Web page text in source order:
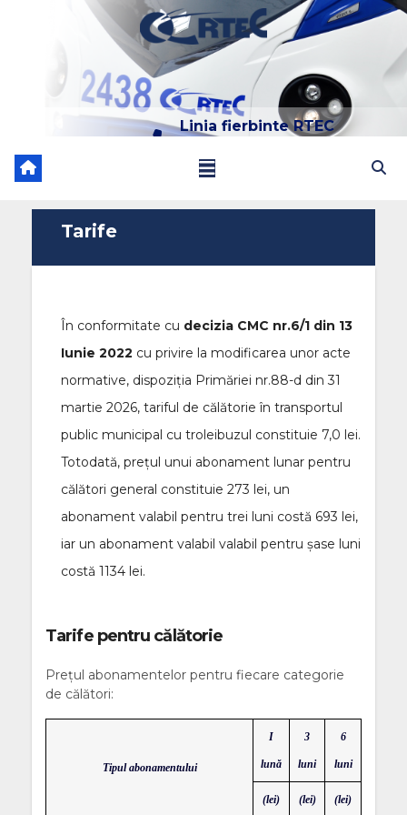
Linia fierbinte RTEC
Tarife
În conformitate cu decizia CMC nr.6/1 din 13
Iunie 2022 cu privire la modificarea unor acte
normative, dispoziția Primăriei nr.88-d din 31
martie 2026, tariful de călătorie în transportul
public municipal cu troleibuzul constituie 7,0 lei.
Totodată, prețul unui abonament lunar pentru
călători general constituie 273 lei, un
abonament valabil pentru trei luni costă 693 lei,
iar un abonament valabil valabil pentru șase luni
costă 1134 lei.
Tarife pentru călătorie
Prețul abonamentelor pentru fiecare categorie
de călători:
Tipul abonamentului
I
lună
3
luni
6
luni
(lei) (lei) (lei)